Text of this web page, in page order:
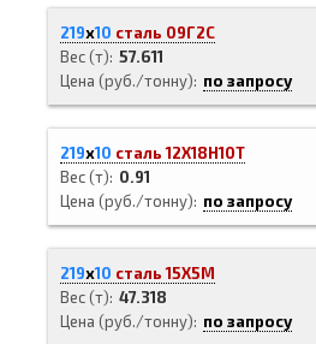
219х10 сталь 09Г2С
Вес (т) 57.611
Цена (руб./тонну)
по запросу
219х10 сталь 12Х18Н10Т
Вес (т)
0.91
Цена (руб./тонну)
по запросу
219х10 сталь 15Х5М
Вес (т) 47.318
Цена (руб./тонну)
по запросу